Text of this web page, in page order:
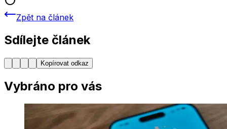
Zpět na článek
Sdílejte článek
Kopírovat odkaz
Vybráno pro vás